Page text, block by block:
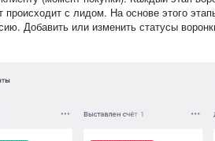
происходит с лидом. На основе этого
Добавить или изменить статусы